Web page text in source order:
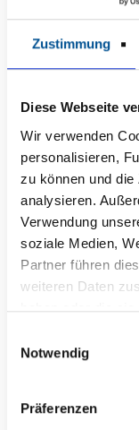
Zustimmung
Diese Webseite
Wir verwenden
personalisieren,
zu können und
analysieren.
Verwendung
soziale Medien,
Partner führen
weiteren Daten
Notwendig
Präferenzen
Ihre